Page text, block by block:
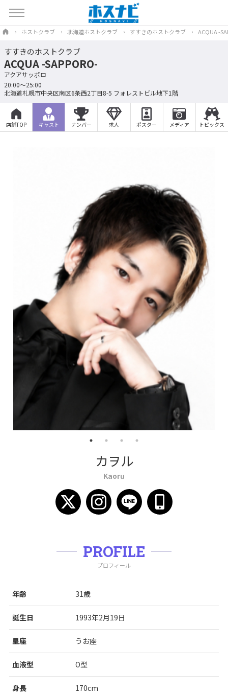
ホストクラブ 北海道ホストクラブ すすきのホストクラブ ACQUA -
すすきのホストクラブ
ACQUA -SAPPORO-
アクアサッポロ
20:00～25:00
北海道札幌市中央区南区6条西2丁目8-5 フォレストビル地下1階
店舗TOP キャスト ナンバー 求人 ポスター メディア トピックス
カヲル
Kaoru
PROFILE
プロフィール
年齢 31歳
誕生日 1993年2月19日
星座 うお座
血液型 O型
身長 170cm